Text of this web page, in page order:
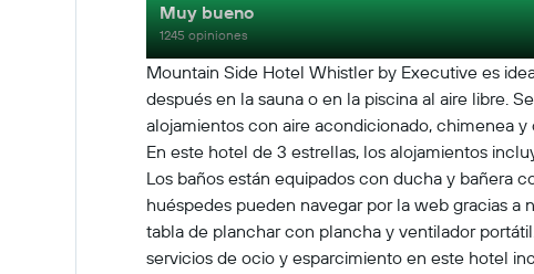
Mountain Side Hotel Whistler by Executive es
después en la sauna o en la piscina al aire libre.
alojamientos con aire acondicionado, chimenea
En este hotel de 3 estrellas, los alojamientos
Los baños están equipados con ducha y bañera
huéspedes pueden navegar por la web gracias
tabla de planchar con plancha y ventilador
servicios de ocio y esparcimiento en este hotel
Muy bueno
1245 opiniones